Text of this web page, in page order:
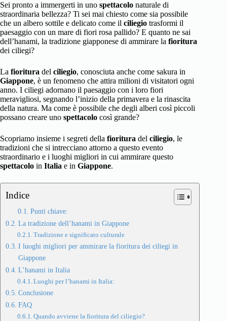
Sei pronto a immergerti in uno spettacolo naturale di
straordinaria bellezza? Ti sei mai chiesto come sia possibile
che un albero sottile e delicato come il ciliegio trasformi il
paesaggio con un mare di fiori rosa pallido? E quanto ne sai
dell’hanami, la tradizione giapponese di ammirare la fioritura
dei ciliegi?
La fioritura del ciliegio, conosciuta anche come sakura in
Giappone, è un fenomeno che attira milioni di visitatori ogni
anno. I ciliegi adornano il paesaggio con i loro fiori
meravigliosi, segnando l’inizio della primavera e la rinascita
della natura. Ma come è possibile che degli alberi così piccoli
possano creare uno spettacolo così grande?
Scopriamo insieme i segreti della fioritura del ciliegio, le
tradizioni che si intrecciano attorno a questo evento
straordinario e i luoghi migliori in cui ammirare questo
spettacolo in Italia e in Giappone.
Indice
Punti chiave:
La tradizione dell’hanami in Giappone
Tradizione e significato culturale
I luoghi migliori per ammirare la fioritura dei ciliegi in
Giappone
L’hanami in Italia
Luoghi per l’hanami in Italia:
Conclusione
FAQ
Quando avviene la fioritura del ciliegio?